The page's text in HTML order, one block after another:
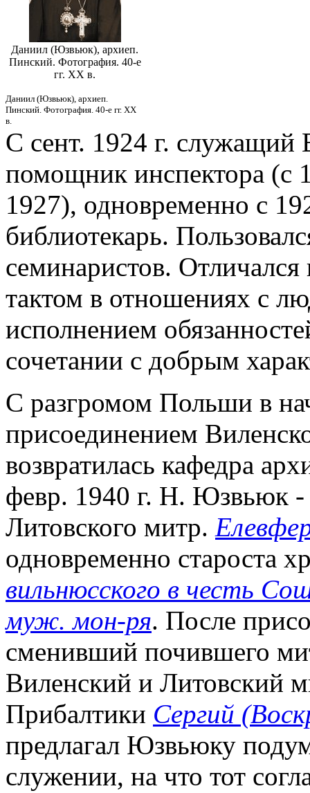
Даниил (Юзвьюк), архиеп.
Пинский. Фотография. 40-е
гг. XX в.
Даниил (Юзвьюк), архиеп.
Пинский. Фотография. 40-е гг. XX
в.
С сент. 1924 г. служащий
помощник инспектора (с
1927), одновременно с
библиотекарь.
семинаристов.
тактом в отношениях с
исполнением
сочетании с добрым
С разгромом Польши в
присоединением
возвратилась кафедра
февр. 1940 г. Н. Юзвьюк -
Литовского митр.
одновременно староста
вильнюсского в честь
муж. мон-ря. После
сменивший почившего
Виленский и Литовский
Прибалтики Сергий
предлагал Юзвьюку
служении, на что тот